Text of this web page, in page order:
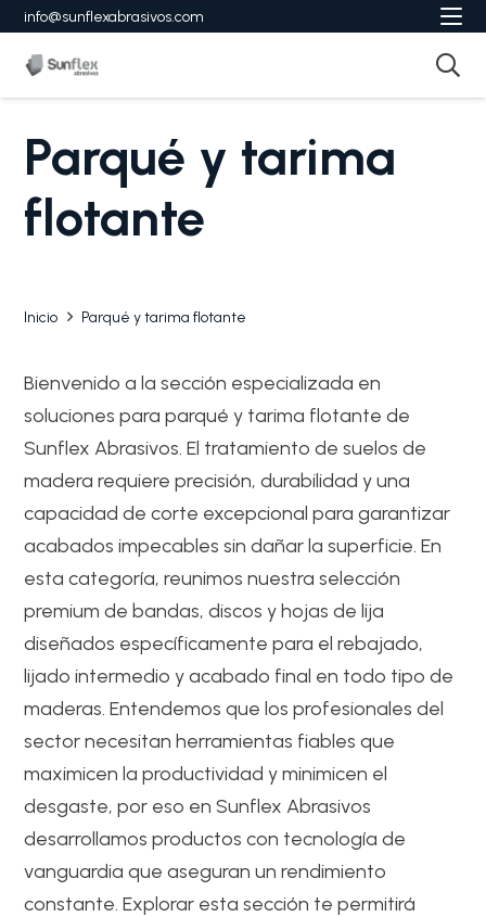
info@sunflexabrasivos.com
Parqué y tarima
flotante
Inicio Parqué y tarima flotante
Bienvenido a la sección especializada en
soluciones para parqué y tarima flotante de
Sunflex Abrasivos. El tratamiento de suelos de
madera requiere precisión, durabilidad y una
capacidad de corte excepcional para garantizar
acabados impecables sin dañar la superficie. En
esta categoría, reunimos nuestra selección
premium de bandas, discos y hojas de lija
diseñados específicamente para el rebajado,
lijado intermedio y acabado final en todo tipo de
maderas. Entendemos que los profesionales del
sector necesitan herramientas fiables que
maximicen la productividad y minimicen el
desgaste, por eso en Sunflex Abrasivos
desarrollamos productos con tecnología de
vanguardia que aseguran un rendimiento
constante. Explorar esta sección te permitirá